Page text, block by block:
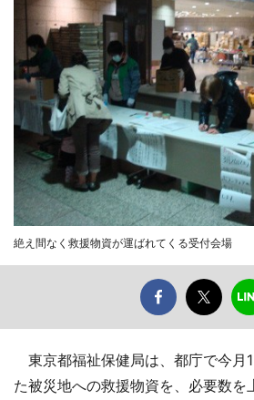
絶え間なく救援物資が運ばれてくる受付会場
東京都福祉保健局は、都庁で今月
た被災地への救援物資を、必要数を